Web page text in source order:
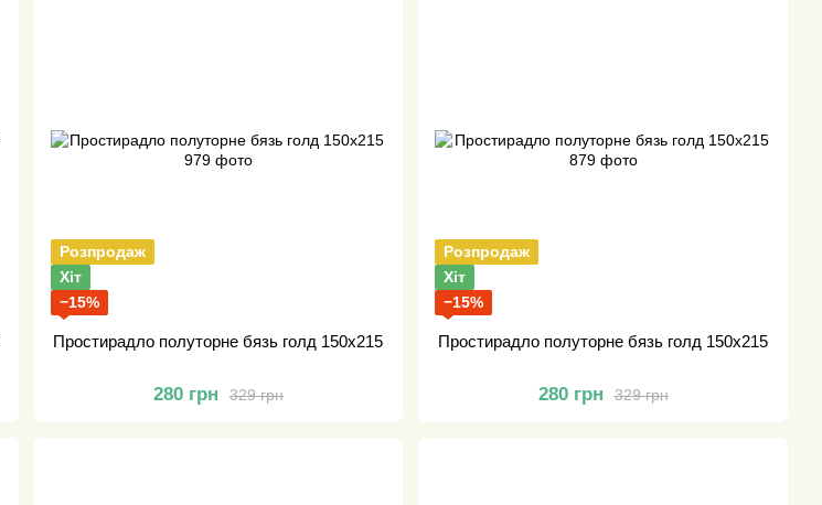
Розпродаж
Хіт
−15%
Простирадло полуторне бязь голд 150х215
329 грн
280 грн
Розпродаж
Хіт
−15%
Простирадло полуторне бязь голд 150х215
329 грн
280 грн